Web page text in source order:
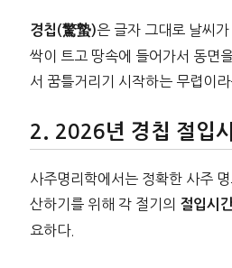
경칩(驚蟄)은 글자 그대로 날씨
싹이 트고 땅속에 들어가서 동면
서 꿈틀거리기 시작하는 무렵이라
2026년 경칩 절입
사주명리학에서는 정확한 사주
산하기를 위해 각 절기의 절입시
요하다.